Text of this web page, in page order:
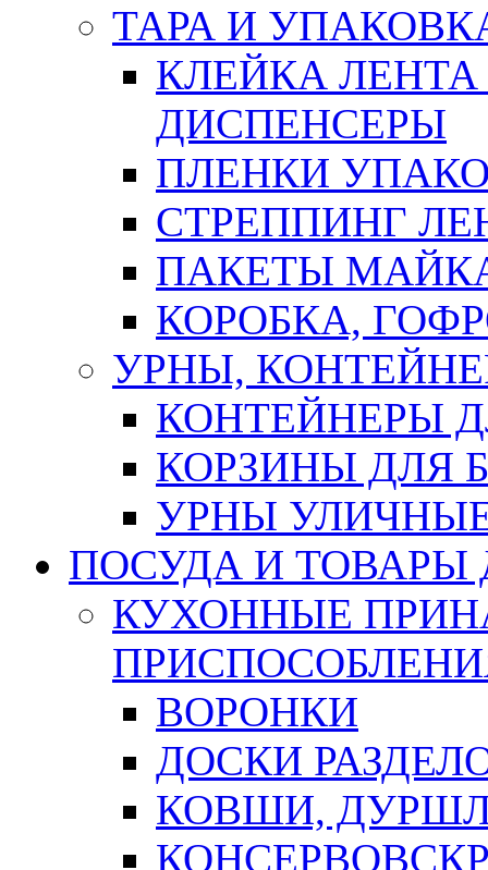
ТАРА И
КЛЕЙКА
ДИСПЕНСЕРЫ
ПЛЕНКИ
СТРЕППИНГ
ПАКЕТЫ
КОРОБКА,
УРНЫ,
КОНТЕЙНЕРЫ
КОРЗИНЫ ДЛЯ
УРНЫ
ПОСУДА И ТОВАРЫ
КУХОННЫЕ
ВОРОНКИ
ДОСКИ
КОВШИ,